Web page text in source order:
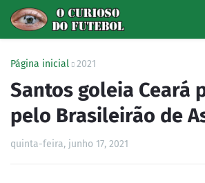
Página inicial 2021
Santos goleia Ceará
pelo Brasileirão de
quinta-feira, junho 17, 2021